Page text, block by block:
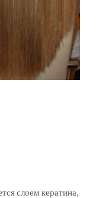
слоем кератина,